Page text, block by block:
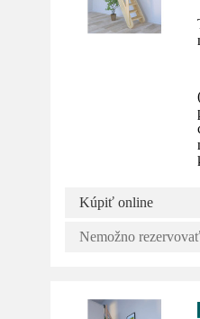
Kúpiť online
Nemožno rezervovať